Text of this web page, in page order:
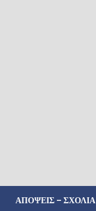
ΑΠΟΨΕΙΣ – ΣΧΟΛΙΑ